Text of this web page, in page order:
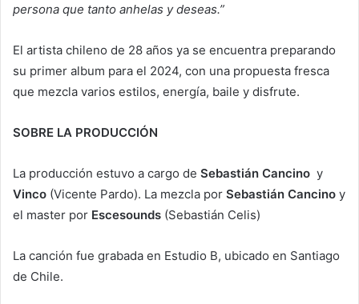
persona que tanto anhelas y deseas.”
El artista chileno de 28 años ya se encuentra preparando
su primer album para el 2024, con una propuesta fresca
que mezcla varios estilos, energía, baile y disfrute.
SOBRE LA PRODUCCIÓN
La producción estuvo a cargo de Sebastián Cancino y
Vinco (Vicente Pardo). La mezcla por Sebastián Cancino y
el master por Escesounds (Sebastián Celis)
La canción fue grabada en Estudio B, ubicado en Santiago
de Chile.